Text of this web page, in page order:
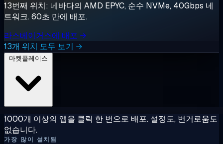
13번째 위치: 네바다의 AMD EPYC, 순수 NVMe, 40Gbps 네
트워크. 60초 만에 배포.
라스베이거스에 배포 →
13개 위치 모두 보기 →
1000개 이상의 앱을 클릭 한 번으로 배포. 설정도, 번거로움도
없습니다.
가장 많이 설치됨